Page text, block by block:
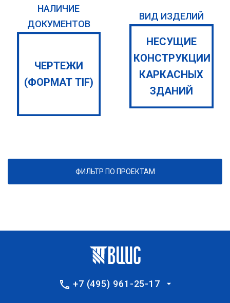
НАЛИЧИЕ
ДОКУМЕНТОВ
ЧЕРТЕЖИ
(ФОРМАТ TIF)
ВИД ИЗДЕЛИЙ
НЕСУЩИЕ
КОНСТРУКЦИИ
КАРКАСНЫХ
ЗДАНИЙ
ФИЛЬТР ПО ПРОЕКТАМ
+7 (495) 961-25-17